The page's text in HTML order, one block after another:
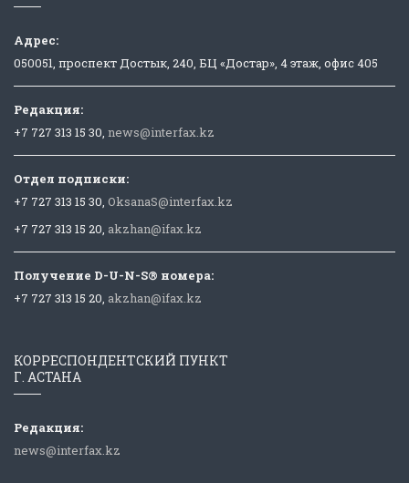
Адрес:
050051, проспект Достык, 240, БЦ «Достар», 4 этаж, офис 405
Редакция:
+7 727 313 15 30, news@interfax.kz
Отдел подписки:
+7 727 313 15 30, OksanaS@interfax.kz
+7 727 313 15 20, akzhan@ifax.kz
Получение D-U-N-S® номера:
+7 727 313 15 20, akzhan@ifax.kz
КОРРЕСПОНДЕНТСКИЙ ПУНКТ
Г. АСТАНА
Редакция:
news@interfax.kz